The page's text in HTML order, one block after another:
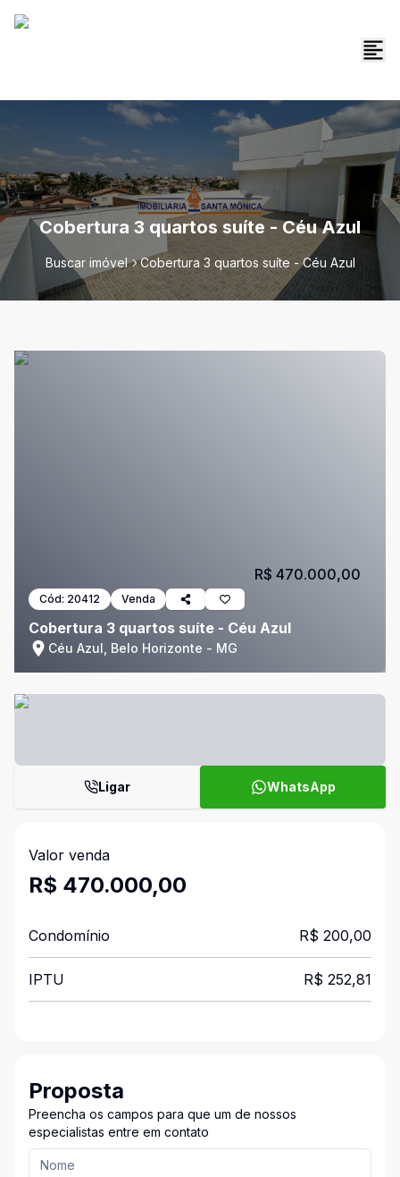
Cobertura 3 quartos suíte - Céu Azul
Buscar imóvel Cobertura 3 quartos suíte - Céu Azul
Cód: 20412 Venda
Cobertura 3 quartos suíte - Céu Azul
Céu Azul, Belo Horizonte - MG
R$ 470.000,00
Ligar WhatsApp
Valor venda
R$ 470.000,00
Condomínio R$ 200,00
IPTU R$ 252,81
Proposta
Preencha os campos para que um de nossos
especialistas entre em contato